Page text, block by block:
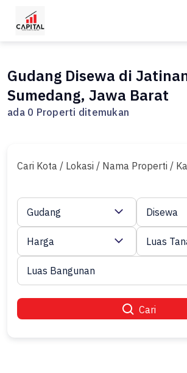
Gudang Disewa di
Sumedang, Jawa Barat
ada 0 Properti ditemukan
Cari Kota / Lokasi / Nama Properti /
Cari
Gudang Disewa
Harga Luas
Luas Bangunan